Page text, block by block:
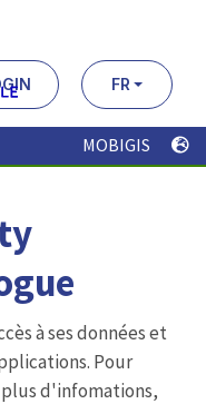
FR
MOBIGIS
à ses données et
Pour
d'infomations,